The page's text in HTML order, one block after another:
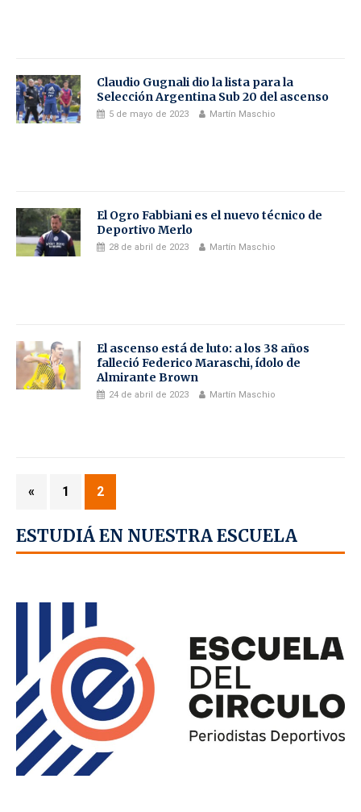
Claudio Gugnali dio la lista para la
Selección Argentina Sub 20 del ascenso
5 de mayo de 2023 Martín Maschio
El Ogro Fabbiani es el nuevo técnico de
Deportivo Merlo
28 de abril de 2023 Martín Maschio
El ascenso está de luto: a los 38 años
falleció Federico Maraschi, ídolo de
Almirante Brown
24 de abril de 2023 Martín Maschio
« 1 2
ESTUDIÁ EN NUESTRA ESCUELA